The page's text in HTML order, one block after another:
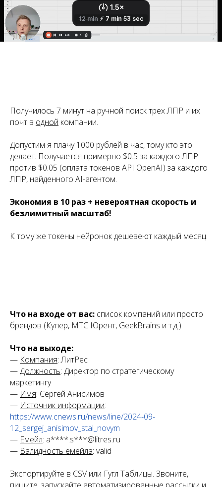
Получилось 7 минут на ручной поиск трех ЛПР и их
почт в одной компании.
Допустим я плачу 1000 рублей в час, тому кто это
делает. Получается примерно $0.5 за каждого ЛПР
против $0.05 (оплата токенов API OpenAI) за каждого
ЛПР, найденного AI-агентом.
Экономия в 10 раз + невероятная скорость и
безлимитный масштаб!
К тому же токены нейронок дешевеют каждый месяц.
Что на входе от вас: список компаний или просто
брендов (Купер, МТС Юрент, GeekBrains и т.д.)
Что на выходе:
— Компания: ЛитРес
—Должность: Директор по стратегическому
маркетингу
— Имя: Сергей Анисимов
— Источник информации:
https://www.cnews.ru/news/line/2024-09-
12_sergej_anisimov_stal_novym
— Емейл: a****.s***@litres.ru
— Валидность емейла: valid
Экспортируйте в CSV или Гугл Таблицы. Звоните,
пишите, запускайте автоматизированные рассылки и